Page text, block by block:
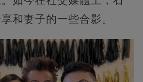
和妻子的一些合影。